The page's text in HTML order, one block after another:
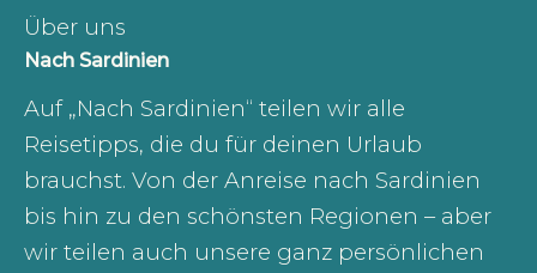
Über uns
Nach Sardinien
Auf „Nach Sardinien“ teilen wir alle
Reisetipps, die du für deinen Urlaub
brauchst. Von der Anreise nach Sardinien
bis hin zu den schönsten Regionen – aber
wir teilen auch unsere ganz persönlichen